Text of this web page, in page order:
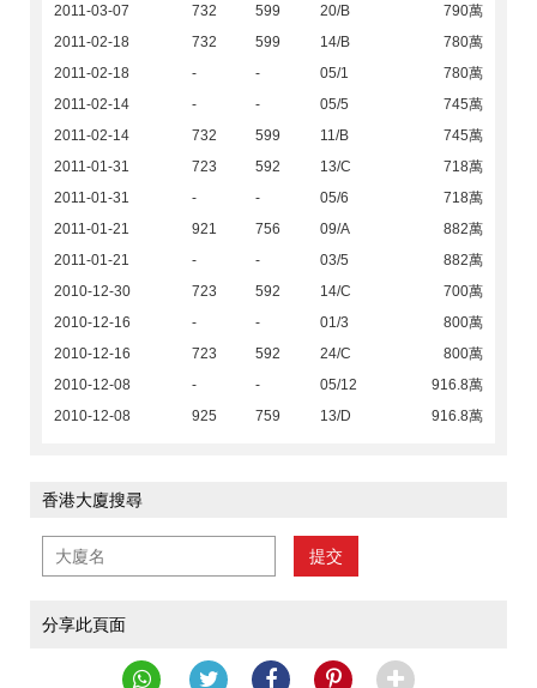
2011-03-07
732 599 20/B
790萬
2011-02-18
732 599 14/B
780萬
2011-02-18
- - 05/1
780萬
2011-02-14
- - 05/5
745萬
2011-02-14
732 599 11/B
745萬
2011-01-31
723 592 13/C
718萬
2011-01-31
- - 05/6
718萬
2011-01-21
921 756 09/A
882萬
2011-01-21
- - 03/5
882萬
2010-12-30
723 592 14/C
700萬
2010-12-16
- - 01/3
800萬
2010-12-16
723 592 24/C
800萬
2010-12-08
- - 05/12
916.8萬
2010-12-08
925 759 13/D 916.8萬
香港大廈搜尋
提交
分享此頁面